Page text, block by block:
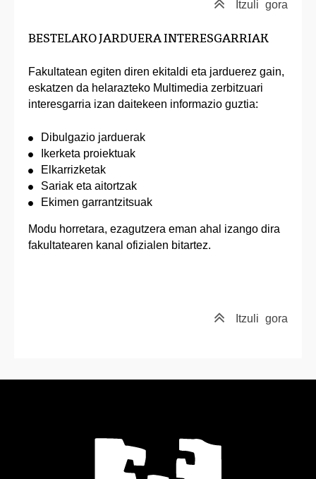
Itzuli gora
BESTELAKO JARDUERA INTERESGARRIAK
Fakultatean egiten diren ekitaldi eta jarduerez gain,
eskatzen da helarazteko Multimedia zerbitzuari
interesgarria izan daitekeen informazio guztia:
Dibulgazio jarduerak
Ikerketa proiektuak
Elkarrizketak
Sariak eta aitortzak
Ekimen garrantzitsuak
Modu horretara, ezagutzera eman ahal izango dira
fakultatearen kanal ofizialen bitartez.
Itzuli gora